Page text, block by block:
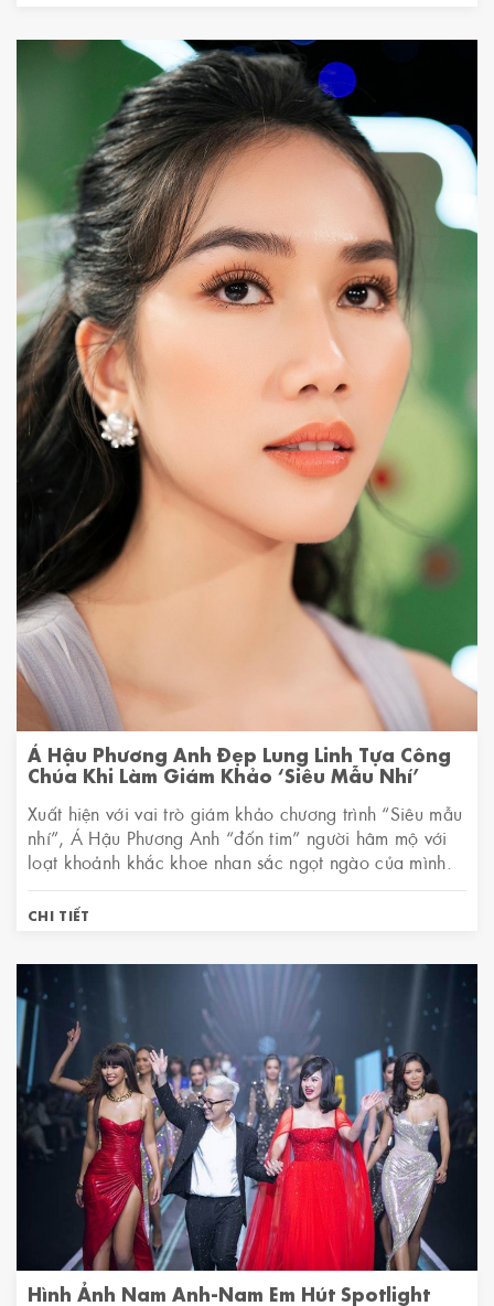
Á Hậu Phương Anh Đẹp Lung Linh Tựa Công
Chúa Khi Làm Giám Khảo ‘Siêu Mẫu Nhí’
Xuất hiện với vai trò giám khảo chương trình “Siêu mẫu
nhí”, Á Hậu Phương Anh “đốn tim” người hâm mộ với
loạt khoảnh khắc khoe nhan sắc ngọt ngào của mình.
CHI TIẾT
Hình Ảnh Nam Anh-Nam Em Hút Spotlight